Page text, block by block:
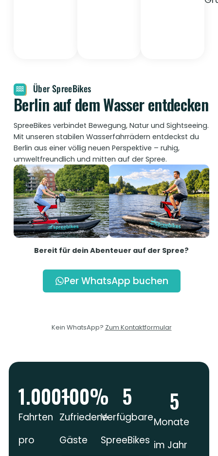
Über SpreeBikes
Berlin auf dem Wasser entdecken
SpreeBikes verbindet Bewegung, Natur und Sightseeing.
Mit unseren stabilen Wasserfahrrädern entdeckst du
Berlin aus einer völlig neuen Perspektive – ruhig,
umweltfreundlich und mitten auf der Spree.
Bereit für dein Abenteuer auf der Spree?
Per WhatsApp buchen
Kein WhatsApp? Zum Kontaktformular
Fahrten
pro
1.000+
Zufriedene
Gäste
100%
Verfügbare
SpreeBikes
5
Monate
im Jahr
5